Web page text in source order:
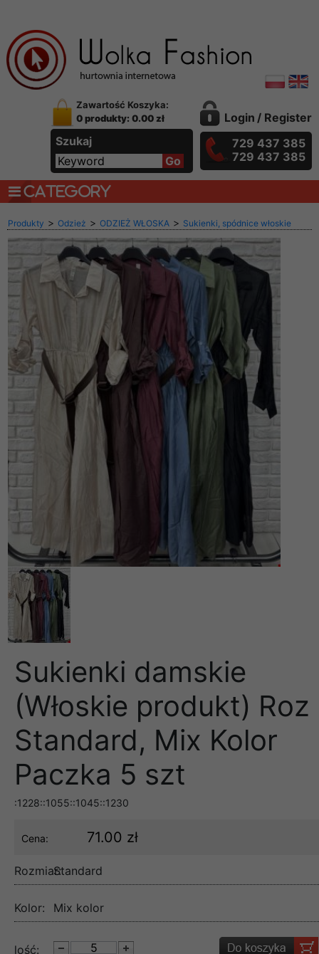
Zawartość Koszyka:
0 produkty: 0.00 zł
Szukaj
Login / Register
729 437 385
729 437 385
CATEGORY
Produkty > Odzież > ODZIEŻ WŁOSKA > Sukienki, spódnice włoskie
Sukienki damskie
(Włoskie produkt) Roz
Standard, Mix Kolor
Paczka 5 szt
:1228::1055::1045::1230
Cena: 71.00 zł
Rozmiar:Standard
Kolor: Mix kolor
lość: